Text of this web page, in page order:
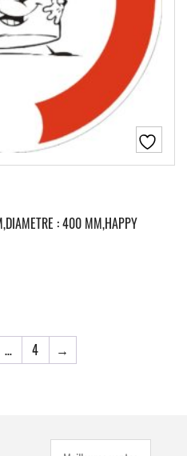
: 400 MM,HAPPY
… 4 →